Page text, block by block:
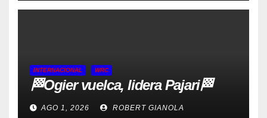
INTERNACIONAL WRC
🏁Ogier vuelca, lidera Pajari🏁
AGO 1, 2026 ROBERT GIANOLA